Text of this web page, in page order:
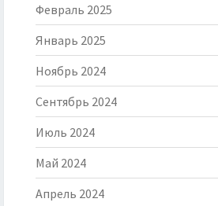
Февраль 2025
Январь 2025
Ноябрь 2024
Сентябрь 2024
Июль 2024
Май 2024
Апрель 2024